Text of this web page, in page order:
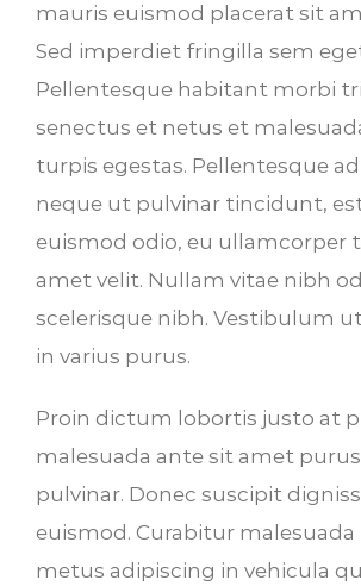
mauris euismod placerat sit
Sed imperdiet fringilla sem
Pellentesque habitant morbi
senectus et netus et
turpis egestas. Pellentesque
neque ut pulvinar tincidunt,
euismod odio, eu ullamcorper
amet velit. Nullam vitae nibh
scelerisque nibh. Vestibulum
in varius purus.
Proin dictum lobortis justo at
malesuada ante sit amet
pulvinar. Donec suscipit
euismod. Curabitur malesuada
metus adipiscing in vehicula